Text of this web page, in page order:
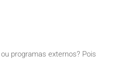
programas externos? Pois